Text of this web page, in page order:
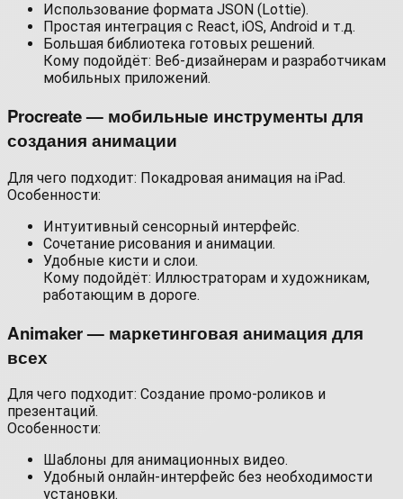
Использование формата JSON (Lottie).
Простая интеграция с React, iOS, Android и т.д.
Большая библиотека готовых решений.
Кому подойдёт: Веб-дизайнерам и разработчикам
мобильных приложений.
Procreate — мобильные инструменты для
создания анимации
Для чего подходит: Покадровая анимация на iPad.
Особенности:
Интуитивный сенсорный интерфейс.
Сочетание рисования и анимации.
Удобные кисти и слои.
Кому подойдёт: Иллюстраторам и художникам,
работающим в дороге.
Animaker — маркетинговая анимация для
всех
Для чего подходит: Создание промо-роликов и
презентаций.
Особенности:
Шаблоны для анимационных видео.
Удобный онлайн‑интерфейс без необходимости
установки.